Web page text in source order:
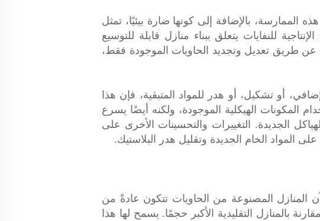
الممارسة، بالإضافة إلى كونها ضارة بيئيًا، تمثل
للنفايات يتعلق ببناء منازل قابلة للتوسيع
طريق تعديل وتجديد الحاويات الموجودة فقط،
أو تشكيل، أو هدر للمواد المتبقية، فإن هذا
الهيكلية الموجودة، ولكنه أيضًا يسرع
الجديدة. التغييرات والتحسينات الأخرى على
المواد الخام الجديدة وتقليل هدر البلاستيك.
المنازل المصنوعة من الحاويات تتكون عادةً من
بالمنازل التقليدية الأكبر حجمًا. يسمح لها هذا